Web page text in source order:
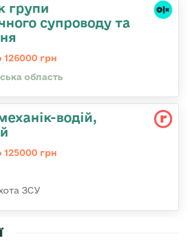
групи
супроводу та
126000 грн
область
водій,
125000 грн
ЗСУ